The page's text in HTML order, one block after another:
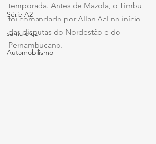
Série A2
santa cruz
Automobilismo
temporada. Antes de Mazola, o Timbu
foi comandado por Allan Aal no início
das disputas do Nordestão e do
Pernambucano.